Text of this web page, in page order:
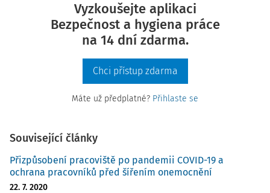
Vyzkoušejte aplikaci
Bezpečnost a hygiena práce
na 14 dní zdarma.
Chci přístup zdarma
Máte už předplatné? Přihlaste se
Související články
Přizpůsobení pracoviště po pandemii COVID-19 a
ochrana pracovníků před šířením onemocnění
22. 7. 2020